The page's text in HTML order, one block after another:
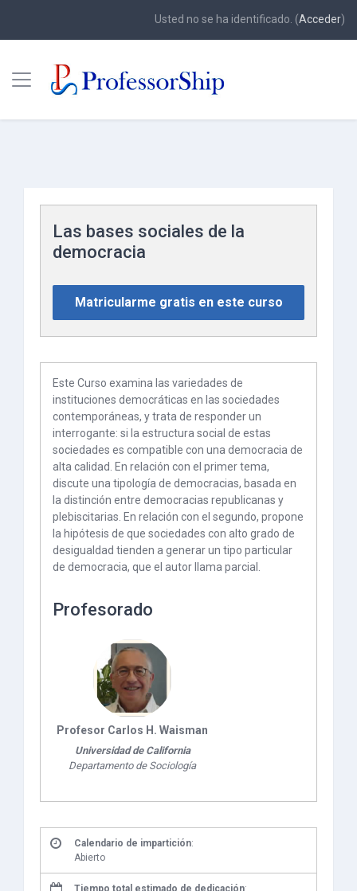
Usted no se ha identificado. (Acceder)
Panel lateral
Las bases sociales de la
democracia
Matricularme gratis en este curso
Este Curso examina las variedades de
instituciones democráticas en las sociedades
contemporáneas, y trata de responder un
interrogante: si la estructura social de estas
sociedades es compatible con una democracia de
alta calidad. En relación con el primer tema,
discute una tipología de democracias, basada en
la distinción entre democracias republicanas y
plebiscitarias. En relación con el segundo, propone
la hipótesis de que sociedades con alto grado de
desigualdad tienden a generar un tipo particular
de democracia, que el autor llama parcial.
Profesorado
Profesor Carlos H. Waisman
Universidad de California
Departamento de Sociología
Calendario de impartición:
Abierto
Tiempo total estimado de dedicación: